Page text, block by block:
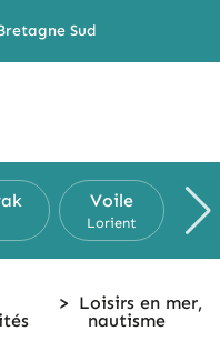
Sud
Voile
Lorient
> Loisirs en mer,
nautisme